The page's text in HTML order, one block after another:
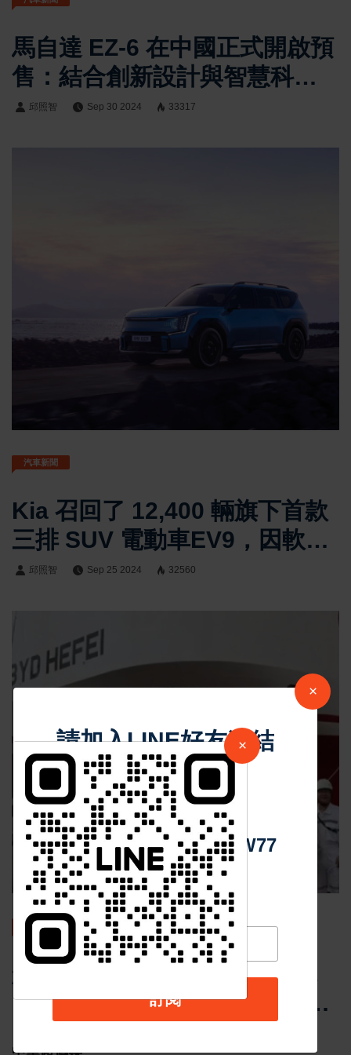
馬自達 EZ-6 在中國正式開啟預
售：結合創新設計與智慧科
技，售價16-20萬人民幣
邱照智 Sep 30 2024 33317
汽車新聞
Kia 召回了 12,400 輛旗下首款
三排 SUV 電動車EV9，因軟體
故障影響遠端智慧停車功能
邱照智 Sep 25 2024 32560
汽車新聞
艦隊啟航，比亞迪為擴展全球
電動車市場，7,000輛新能源車
中華超傳媒
×
請加入LINE好友連結
中 華 超 傳 媒
Https://reurl.cc/adqW77
訂閱
×